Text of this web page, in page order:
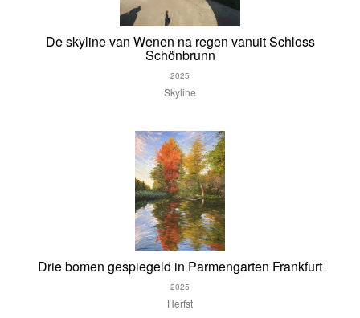
De skyline van Wenen na regen vanuit Schloss
Schönbrunn
2025
Skyline
Drie bomen gespiegeld in Parmengarten Frankfurt
2025
Herfst